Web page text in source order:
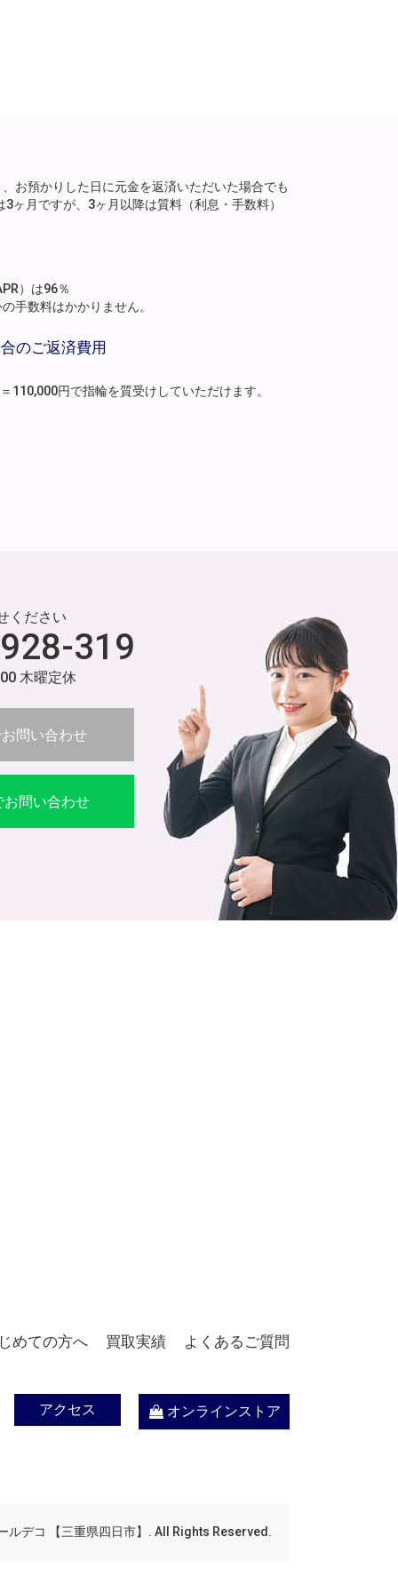
お預かりした日に元金を返済いただいた場合でも
ヶ月ですが、3ヶ月以降は質料（利息・手数料）
）は96％
手数料はかかりません。
のご返済費用
円で指輪を質受けしていただけます。
ください
319
木曜定休
問い合わせ
お問い合わせ
めての方へ 買取実績 よくあるご質問
アクセス オンラインストア
デコ 【三重県四日市】. All Rights Reserved.